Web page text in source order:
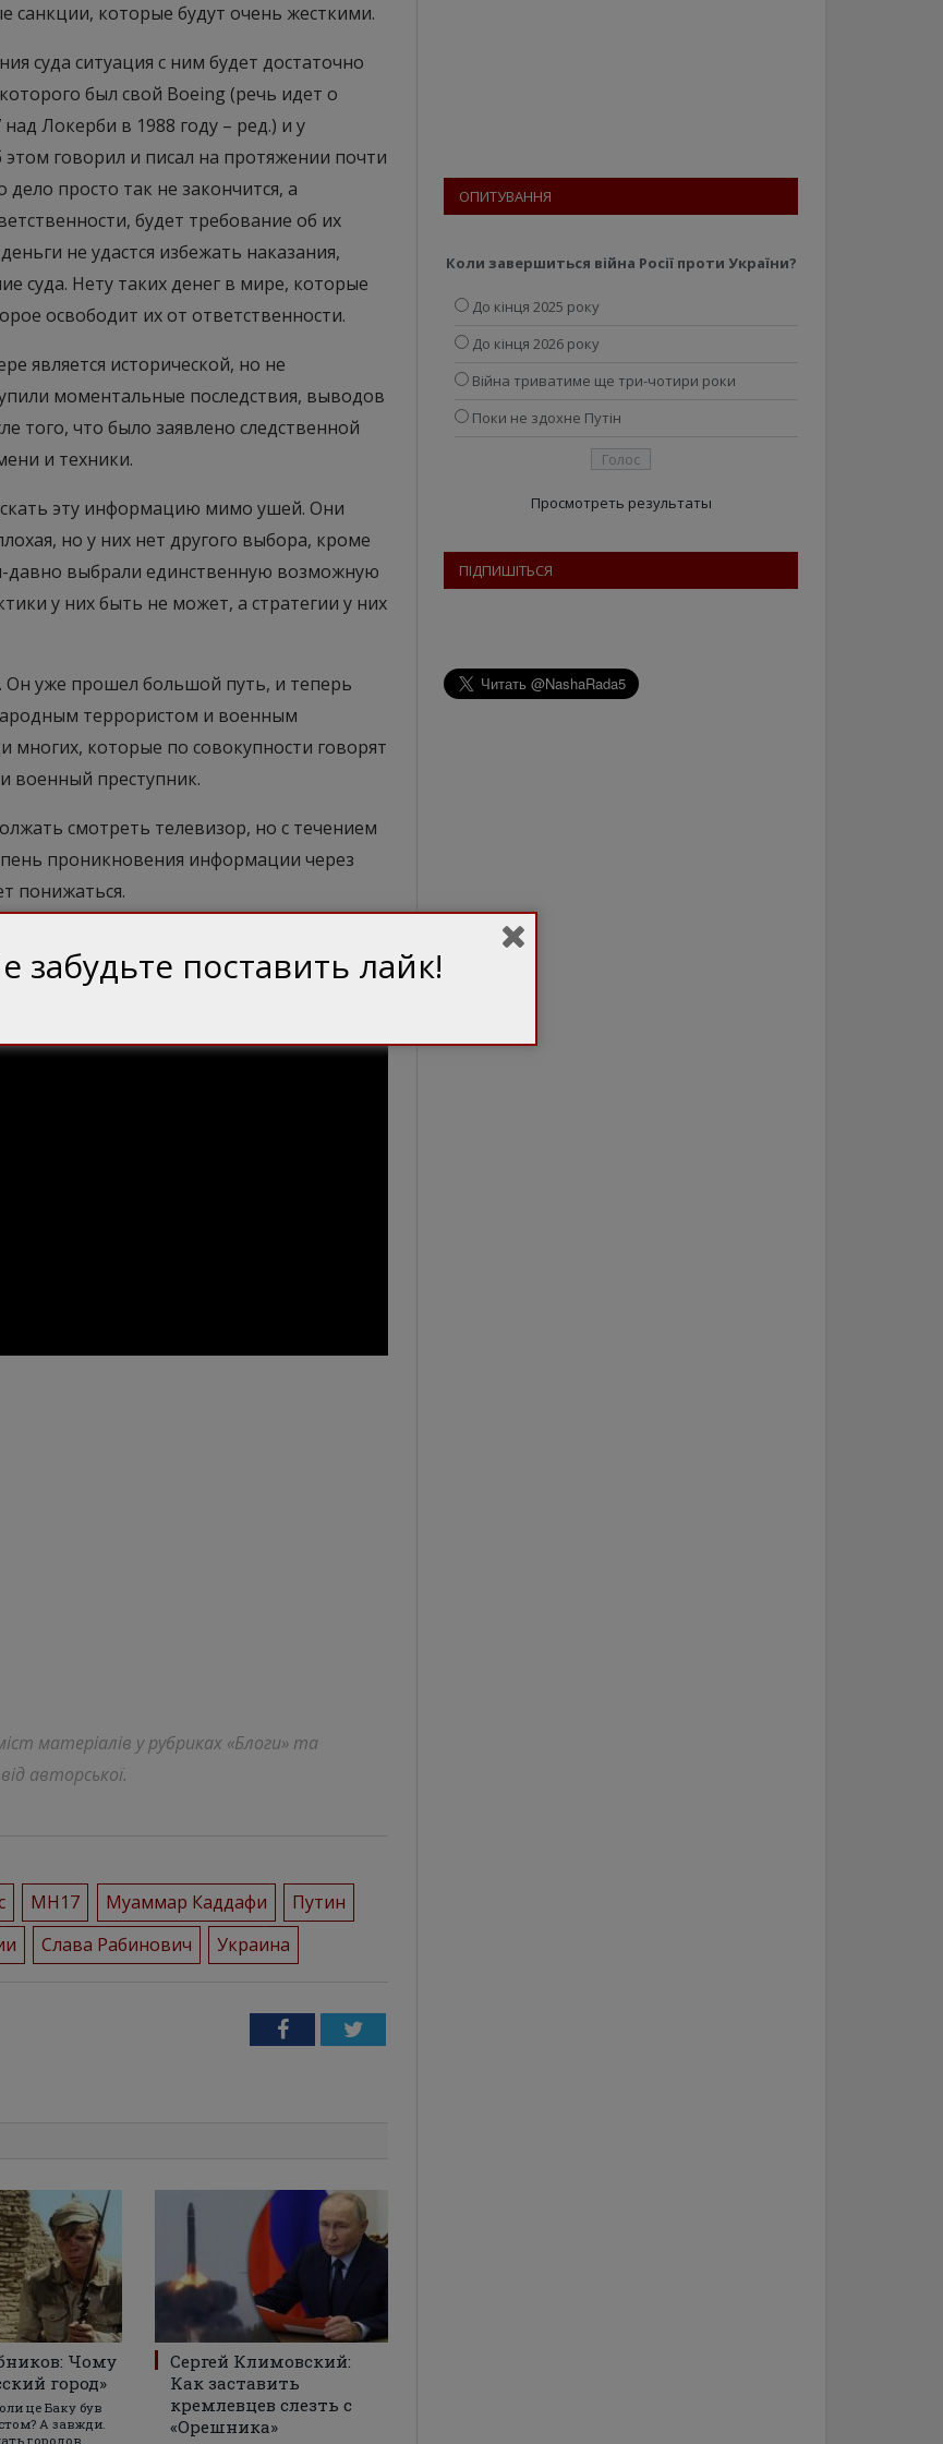
санкции, которые будут очень жесткими.
суда ситуация с ним будет достаточно
был свой Boeing (речь идет о
Локерби в 1988 году – ред.) и у
говорил и писал на протяжении почти
дело просто так не закончится, а
будет требование об их
не удастся избежать наказания,
суда. Нету таких денег в мире, которые
освободит их от ответственности.
является исторической, но не
моментальные последствия, выводов
того, что было заявлено следственной
и техники.
эту информацию мимо ушей. Они
но у них нет другого выбора, кроме
выбрали единственную возможную
у них быть не может, а стратегии у них
уже прошел большой путь, и теперь
террористом и военным
которые по совокупности говорят
военный преступник.
смотреть телевизор, но с течением
проникновения информации через
понижаться.
матеріалів у рубриках «Блоги» та
авторської.
МН17 Муаммар Каддафи
Путин
Слава Рабинович Украина
FacebookTwitter
Чому
город»
це Баку був
А завжди.
городов
Сергей Климовский:
Как заставить
кремлевцев слезть с
«Орешника»
ОПИТУВАННЯ
Коли завершиться війна Росії проти України?
До кінця 2025 року
До кінця 2026 року
Війна триватиме ще три-чотири роки
Поки не здохне Путін
Просмотреть результаты
ПІДПИШІТЬСЯ
забудьте поставить лайк!